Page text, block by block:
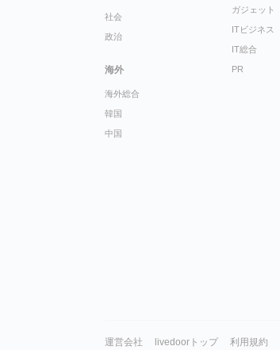
社会
政治
海外
海外総合
韓国
中国
ガジェット
ITビジネス
IT総合
PR
運営会社 livedoorトップ 利用規約